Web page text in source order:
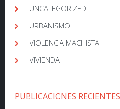
UNCATEGORIZED
URBANISMO
VIOLENCIA MACHISTA
VIVIENDA
PUBLICACIONES RECIENTES